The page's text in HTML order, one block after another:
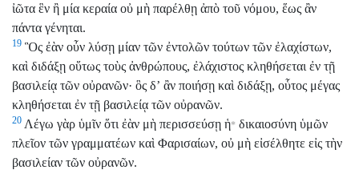
ἰῶτα ἓν ἢ μία κεραία οὐ μὴ παρέλθῃ ἀπὸ τοῦ νόμου, ἕως ἂν
πάντα γένηται.
19 Ὃς ἐὰν οὖν λύσῃ μίαν τῶν ἐντολῶν τούτων τῶν ἐλαχίστων,
καὶ διδάξῃ οὕτως τοὺς ἀνθρώπους, ἐλάχιστος κληθήσεται ἐν τῇ
βασιλείᾳ τῶν οὐρανῶν· ὃς δʼ ἂν ποιήσῃ καὶ διδάξῃ, οὗτος μέγας
κληθήσεται ἐν τῇ βασιλείᾳ τῶν οὐρανῶν.
20 Λέγω γὰρ ὑμῖν ὅτι ἐὰν μὴ περισσεύσῃ ἡ* δικαιοσύνη ὑμῶν
πλεῖον τῶν γραμματέων καὶ Φαρισαίων, οὐ μὴ εἰσέλθητε εἰς τὴν
βασιλείαν τῶν οὐρανῶν.